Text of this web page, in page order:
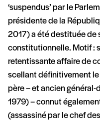
‘suspendus’ par le
présidente de la
2017) a été destituée de
constitutionnelle. Motif :
retentissante affaire de
scellant définitivement
père – et ancien
1979) – connut
(assassiné par le chef